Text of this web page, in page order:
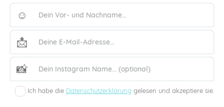
☺️
📩
📸
Ich habe die Datenschutzerklärung gelesen und akzeptiere sie.